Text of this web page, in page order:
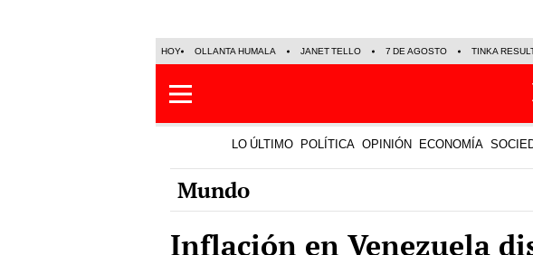
HOY OLLANTA HUMALA JANET TELLO 7 DE AGOSTO TINKA
LO ÚLTIMO POLÍTICA OPINIÓN ECONOMÍA
Mundo
Inflación en Venezuela